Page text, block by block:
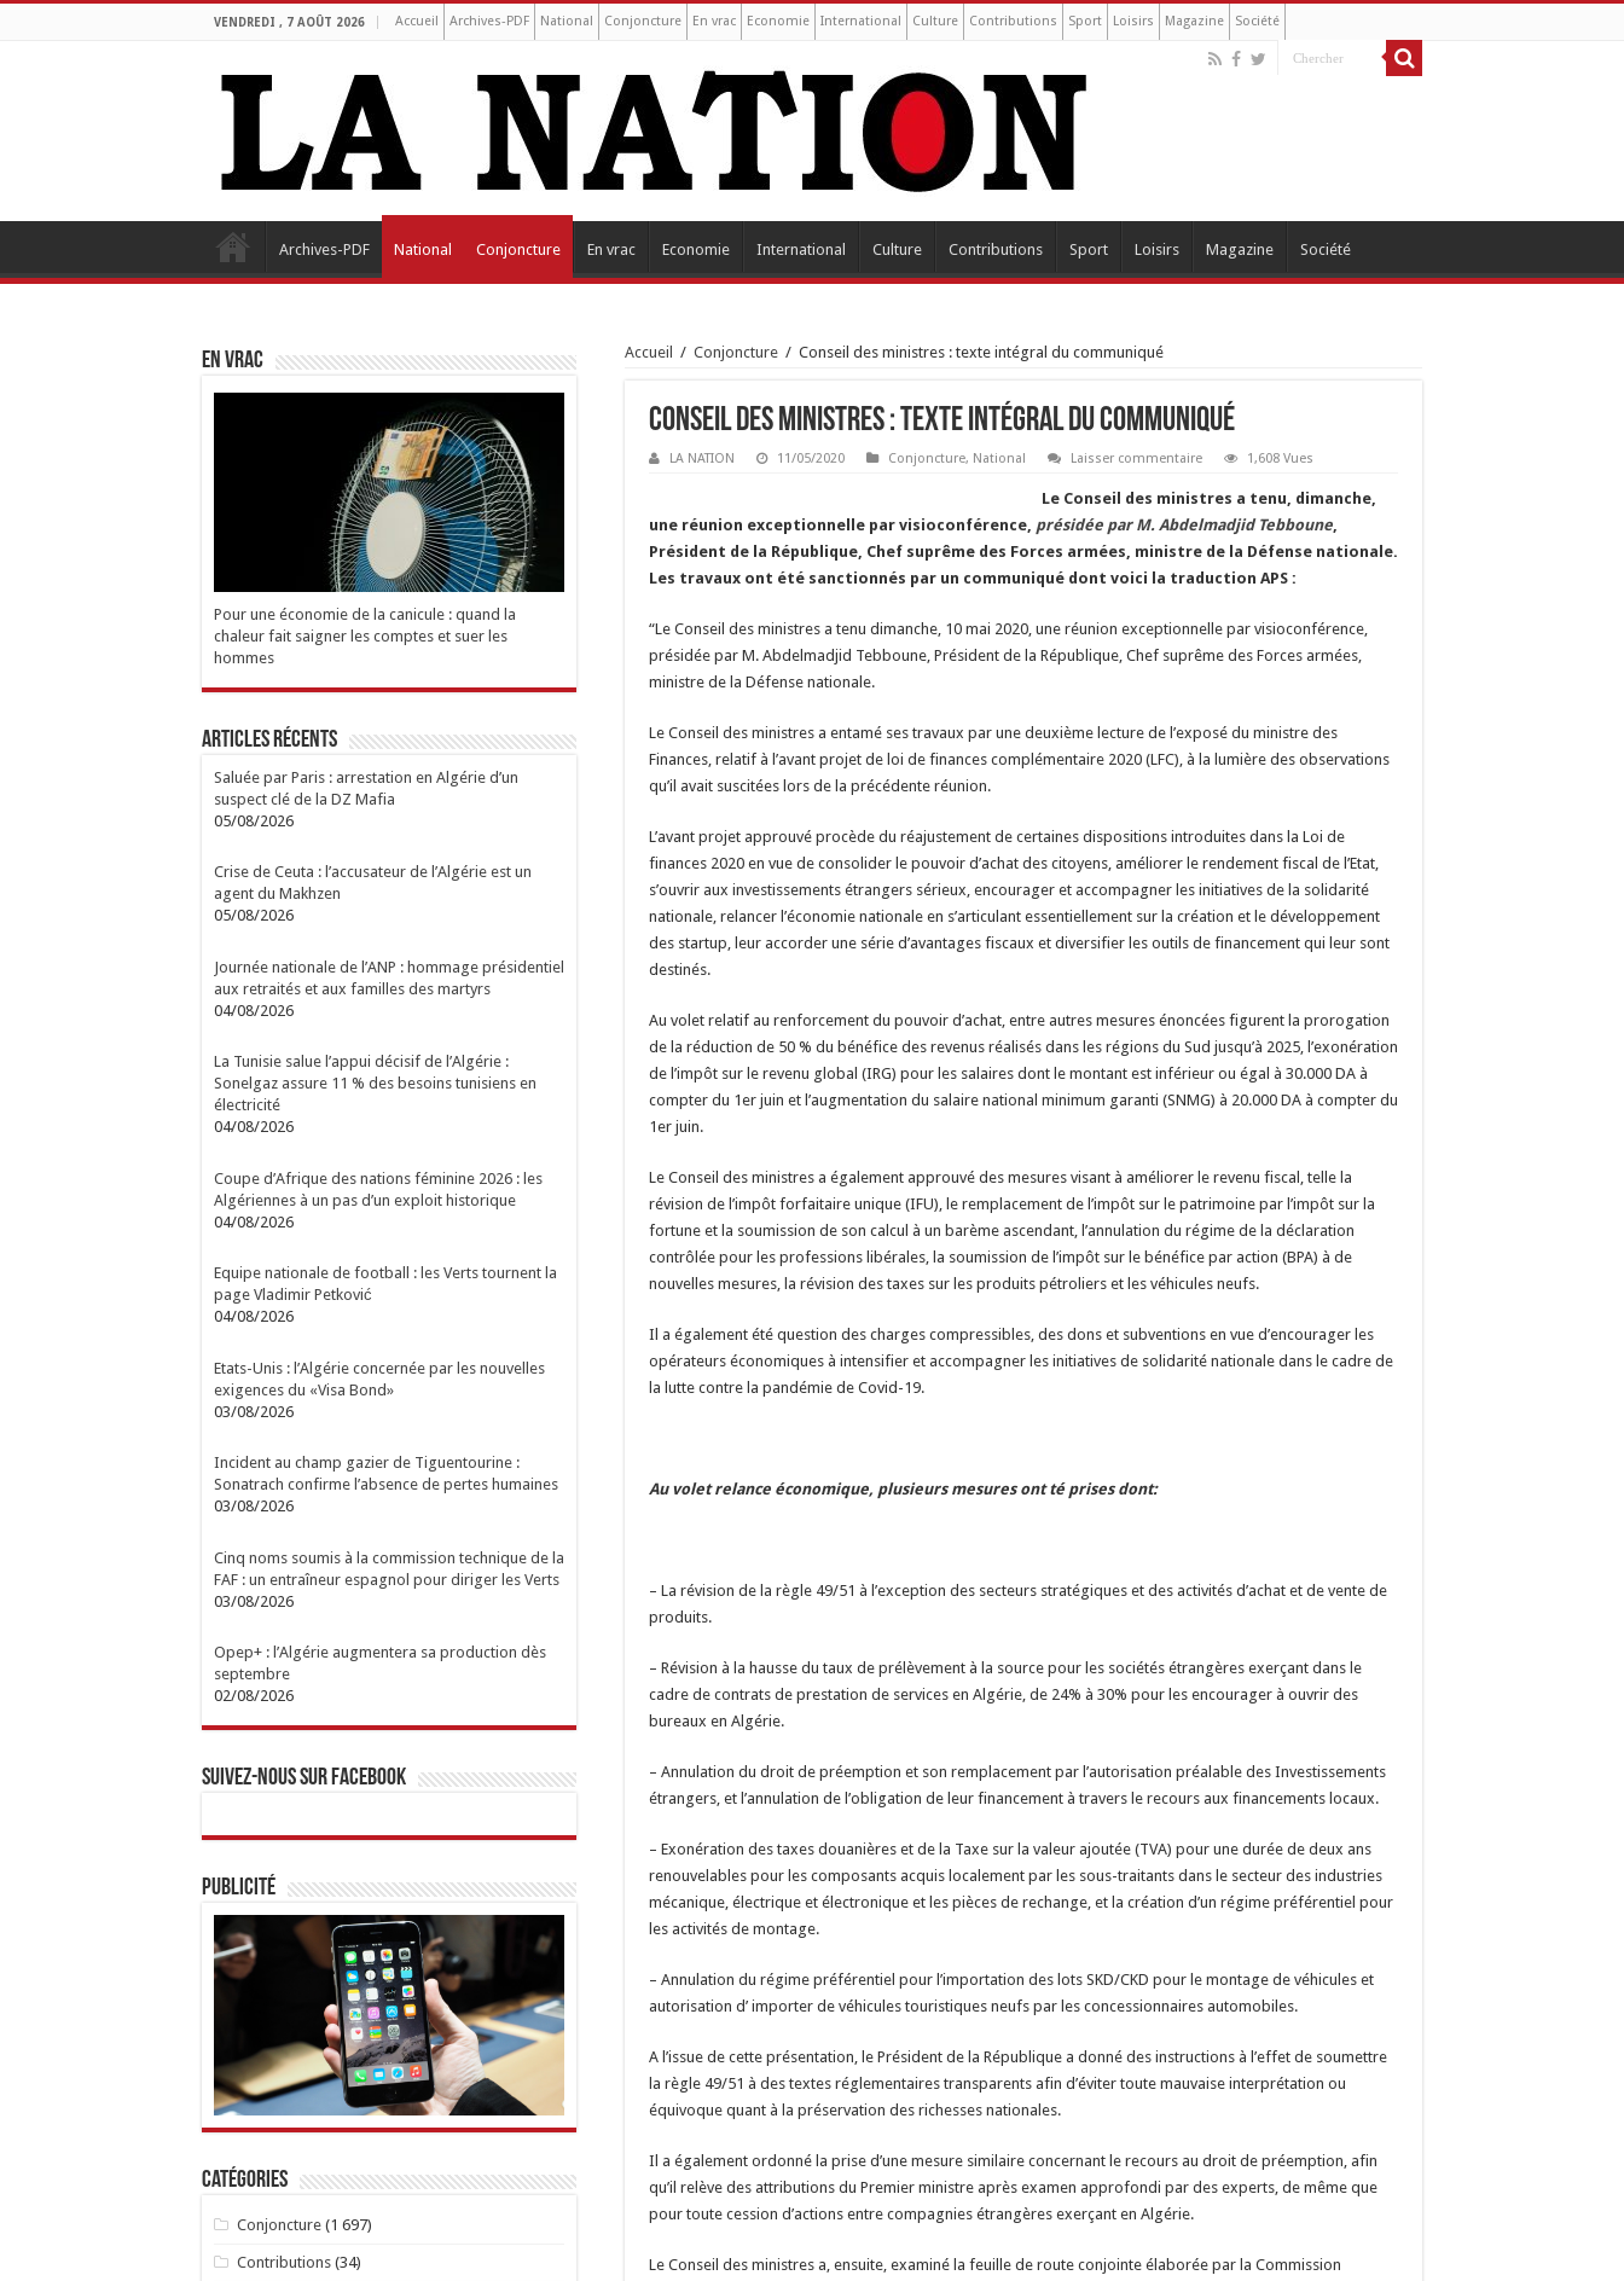
VENDREDI , 7 AOÛT 2026 Accueil Archives-PDF National Conjoncture En vrac Economie International Culture Contributions Sport Loisirs Magazine Société
Archives-PDF National Conjoncture En vrac Economie International Culture Contributions Sport Loisirs Magazine Société
Accueil / Conjoncture / Conseil des ministres : texte intégral du communiqué
Conseil des ministres : texte intégral du communiqué
LA NATION 11/05/2020 Conjoncture, National Laisser commentaire 1,608 Vues
Le Conseil des ministres a tenu, dimanche,
une réunion exceptionnelle par visioconférence, présidée par M. Abdelmadjid Tebboune,
Président de la République, Chef suprême des Forces armées, ministre de la Défense nationale.
Les travaux ont été sanctionnés par un communiqué dont voici la traduction APS :
“Le Conseil des ministres a tenu dimanche, 10 mai 2020, une réunion exceptionnelle par visioconférence,
présidée par M. Abdelmadjid Tebboune, Président de la République, Chef suprême des Forces armées,
ministre de la Défense nationale.
Le Conseil des ministres a entamé ses travaux par une deuxième lecture de l’exposé du ministre des
Finances, relatif à l’avant projet de loi de finances complémentaire 2020 (LFC), à la lumière des observations
qu’il avait suscitées lors de la précédente réunion.
L’avant projet approuvé procède du réajustement de certaines dispositions introduites dans la Loi de
finances 2020 en vue de consolider le pouvoir d’achat des citoyens, améliorer le rendement fiscal de l’Etat,
s’ouvrir aux investissements étrangers sérieux, encourager et accompagner les initiatives de la solidarité
nationale, relancer l’économie nationale en s’articulant essentiellement sur la création et le développement
des startup, leur accorder une série d’avantages fiscaux et diversifier les outils de financement qui leur sont
destinés.
Au volet relatif au renforcement du pouvoir d’achat, entre autres mesures énoncées figurent la prorogation
de la réduction de 50 % du bénéfice des revenus réalisés dans les régions du Sud jusqu’à 2025, l’exonération
de l’impôt sur le revenu global (IRG) pour les salaires dont le montant est inférieur ou égal à 30.000 DA à
compter du 1er juin et l’augmentation du salaire national minimum garanti (SNMG) à 20.000 DA à compter du
1er juin.
Le Conseil des ministres a également approuvé des mesures visant à améliorer le revenu fiscal, telle la
révision de l’impôt forfaitaire unique (IFU), le remplacement de l’impôt sur le patrimoine par l’impôt sur la
fortune et la soumission de son calcul à un barème ascendant, l’annulation du régime de la déclaration
contrôlée pour les professions libérales, la soumission de l’impôt sur le bénéfice par action (BPA) à de
nouvelles mesures, la révision des taxes sur les produits pétroliers et les véhicules neufs.
Il a également été question des charges compressibles, des dons et subventions en vue d’encourager les
opérateurs économiques à intensifier et accompagner les initiatives de solidarité nationale dans le cadre de
la lutte contre la pandémie de Covid-19.
Au volet relance économique, plusieurs mesures ont té prises dont:
– La révision de la règle 49/51 à l’exception des secteurs stratégiques et des activités d’achat et de vente de
produits.
– Révision à la hausse du taux de prélèvement à la source pour les sociétés étrangères exerçant dans le
cadre de contrats de prestation de services en Algérie, de 24% à 30% pour les encourager à ouvrir des
bureaux en Algérie.
– Annulation du droit de préemption et son remplacement par l’autorisation préalable des Investissements
étrangers, et l’annulation de l’obligation de leur financement à travers le recours aux financements locaux.
– Exonération des taxes douanières et de la Taxe sur la valeur ajoutée (TVA) pour une durée de deux ans
renouvelables pour les composants acquis localement par les sous-traitants dans le secteur des industries
mécanique, électrique et électronique et les pièces de rechange, et la création d’un régime préférentiel pour
les activités de montage.
– Annulation du régime préférentiel pour l’importation des lots SKD/CKD pour le montage de véhicules et
autorisation d’ importer de véhicules touristiques neufs par les concessionnaires automobiles.
A l’issue de cette présentation, le Président de la République a donné des instructions à l’effet de soumettre
la règle 49/51 à des textes réglementaires transparents afin d’éviter toute mauvaise interprétation ou
équivoque quant à la préservation des richesses nationales.
Il a également ordonné la prise d’une mesure similaire concernant le recours au droit de préemption, afin
qu’il relève des attributions du Premier ministre après examen approfondi par des experts, de même que
pour toute cession d’actions entre compagnies étrangères exerçant en Algérie.
Le Conseil des ministres a, ensuite, examiné la feuille de route conjointe élaborée par la Commission
EN VRAC
Pour une économie de la canicule : quand la
chaleur fait saigner les comptes et suer les
hommes
Articles Récents
Saluée par Paris : arrestation en Algérie d’un
suspect clé de la DZ Mafia
05/08/2026
Crise de Ceuta : l’accusateur de l’Algérie est un
agent du Makhzen
05/08/2026
Journée nationale de l’ANP : hommage présidentiel
aux retraités et aux familles des martyrs
04/08/2026
La Tunisie salue l’appui décisif de l’Algérie :
Sonelgaz assure 11 % des besoins tunisiens en
électricité
04/08/2026
Coupe d’Afrique des nations féminine 2026 : les
Algériennes à un pas d’un exploit historique
04/08/2026
Equipe nationale de football : les Verts tournent la
page Vladimir Petković
04/08/2026
Etats-Unis : l’Algérie concernée par les nouvelles
exigences du «Visa Bond»
03/08/2026
Incident au champ gazier de Tiguentourine :
Sonatrach confirme l’absence de pertes humaines
03/08/2026
Cinq noms soumis à la commission technique de la
FAF : un entraîneur espagnol pour diriger les Verts
03/08/2026
Opep+ : l’Algérie augmentera sa production dès
septembre
02/08/2026
Suivez-nous sur Facebook
Publicité
Catégories
Conjoncture(1 697)
Contributions(34)